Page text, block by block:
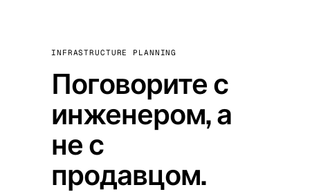
INFRASTRUCTURE PLANNING
Поговорите с
инженером, а
не с
продавцом.